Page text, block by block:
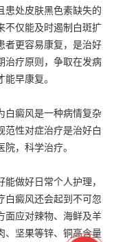
患处皮肤黑色素缺失的
不仅能及时遏制白斑扩
者更容易康复，是治好
治疗原则，争取在发病
早康复。
白癜风是一种病情复杂
范性对症治疗是治好白
，科学治疗。
做好日常个人护理，
白癜风还会起到不可忽
面应对辣物、海鲜及羊
、坚果等锌、铜高含量